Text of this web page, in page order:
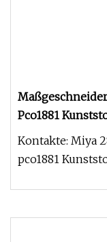
Pco1881
Kappenform
Kontakte: Miya
pco1881